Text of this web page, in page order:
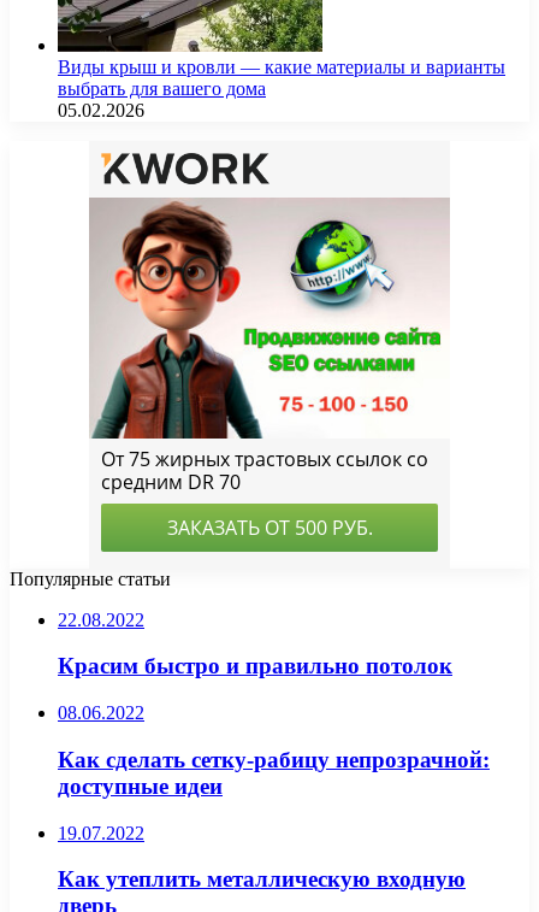
Виды крыш и кровли — какие материалы и варианты
выбрать для вашего дома
05.02.2026
Популярные статьи
22.08.2022
Красим быстро и правильно потолок
08.06.2022
Как сделать сетку-рабицу непрозрачной:
доступные идеи
19.07.2022
Как утеплить металлическую входную
дверь